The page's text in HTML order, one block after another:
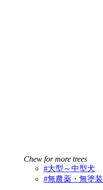
Chew for more trees
#大型～中型犬
#無農薬・無塗装